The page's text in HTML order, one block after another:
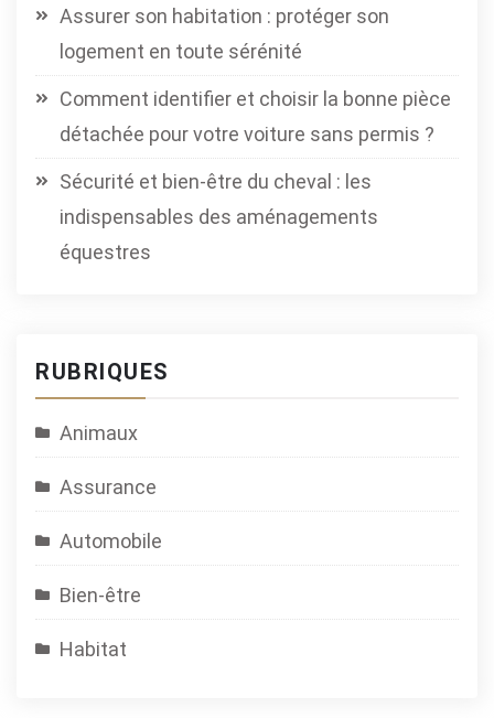
Assurer son habitation : protéger son
logement en toute sérénité
Comment identifier et choisir la bonne pièce
détachée pour votre voiture sans permis ?
Sécurité et bien-être du cheval : les
indispensables des aménagements
équestres
RUBRIQUES
Animaux
Assurance
Automobile
Bien-être
Habitat